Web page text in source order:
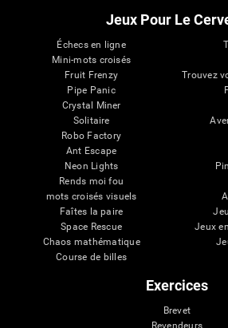
Jeux Pour Le
Échecs en ligne
Mini-mots croisés
Fruit Frenzy
Pipe Panic
Crystal Miner
Solitaire
Robo Factory
Ant Escape
Neon Lights
Rends moi fou
mots croisés visuels
Faîtes la paire
Space Rescue
Chaos mathématique
Course de billes
Trouvez
Jeux
Exercices
Brevet